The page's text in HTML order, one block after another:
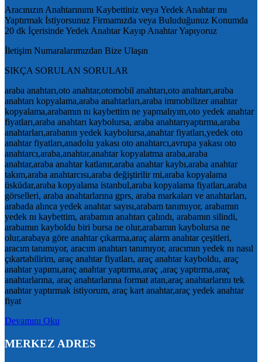
Aracınızın Anahtarınımı Kaybettiniz veya Yedek Anahtar mı
Yaptırmak İstiyorsunuz Firmamızda veya Buluduğunuz Konumda
20 dk İçerisinde Yedek Anahtar Kayıp Anahtar Yapıyoruz
İletişim Numaralarımızdan Bize Ulaşın
SIKÇA SORULAN SORULAR
araba anahtarı,oto anahtar,otomobil anahtarı,oto anahtarı,araba
anahtarı kopyalama,araba anahtarları,araba immobilizer anahtar
kopyalama,arabamın nı kaybettim ne yapmalıyım,oto yedek anahtar
fiyatları,araba anahtarı kaybolursa, araba anahtarıyaptırma,araba
anahtarları,arabanın yedek kaybolursa,anahtar fiyatları,yedek oto
anahtar fiyatları,anadolu yakası oto anahtarcı,avrupa yakası oto
anahtarcı,araba,anahtar,anahtar kopyalatma araba,araba
anahtar,araba anahtar katlanır,araba anahtar kaybı,araba anahtar
takım,araba anahtarcısı,araba değiştirilir mi,araba kopyalama
üsküdar,araba kopyalama istanbul,araba kopyalama fiyatları,araba
görselleri, araba anahtarlarına gprs, araba markaları ve anahtarları,
arabada alınca yedek anahtar sayısı,arabam tanımıyor, arabamın
yedek nı kaybettim, arabamın anahtarı çalındı, arabamın silindi,
arabamın kayboldu biri bursa ne olur,arabamın kaybolursa ne
olur,arabaya göre anahtar çıkarma,araç alarm anahtar çeşitleri,
aracım tanımıyor, aracım anahtarı tanımıyor, aracımın yedek nı nasıl
çıkartabilirim, araç anahtar fiyatları, araç anahtar kayboldu, araç
anahtar yapımı,araç anahtar yaptırma,araç ,araç yaptırma,araç
anahtarlarına, araç anahtarlarına format atan,araç anahtarlarını tek
anahtar yaptırmak istiyorum, araç kart anahtar,araç yedek anahtar
fiyat
Devamını Oku
MERKEZ ADRES